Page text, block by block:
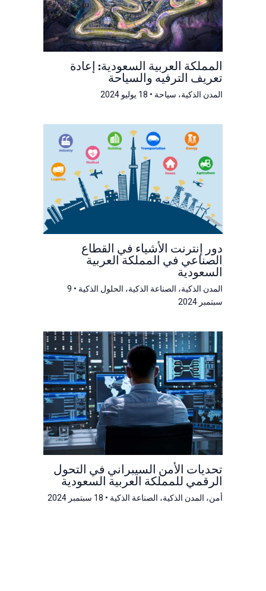
المملكة العربية السعودية: إعادة
تعريف الترفيه والسياحة
المدن الذكية، سياحة • 18 يوليو 2024
دور إنترنت الأشياء في القطاع
الصناعي في المملكة العربية
السعودية
المدن الذكية، الصناعة الذكية، الحلول الذكية •
9
سبتمبر 2024
تحديات الأمن السيبراني في التحول
الرقمي للمملكة العربية السعودية
أمن، المدن الذكية، الصناعة الذكية • 18 سبتمبر 2024